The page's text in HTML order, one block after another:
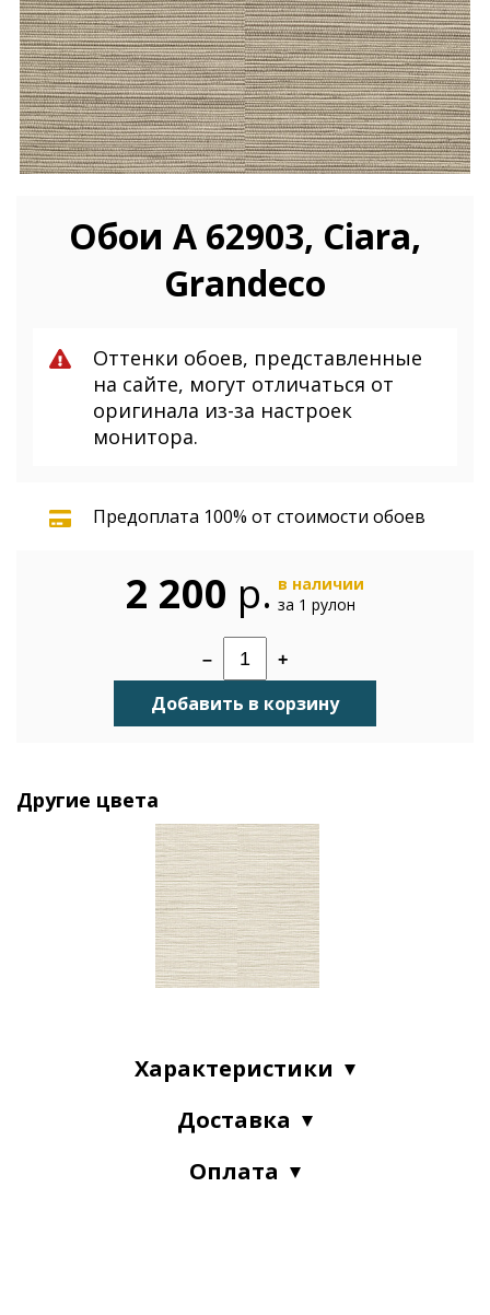
Обои A 62903, Ciara,
Grandeco
Оттенки обоев, представленные
на сайте, могут отличаться от
оригинала из-за настроек
монитора.
Предоплата 100% от стоимости обоев
2 200 р. в наличии
за 1 рулон
– +
Добавить в корзину
Другие цвета
Характеристики
Доставка
Оплата